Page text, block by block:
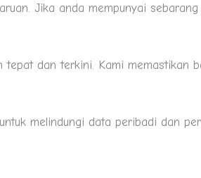
Jika anda mempunyai
tepat dan terkini. Kami memastikan
melindungi data peribadi dan